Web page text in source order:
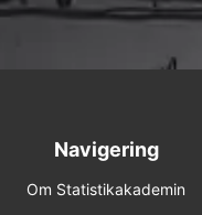
Navigering
Om Statistikakademin